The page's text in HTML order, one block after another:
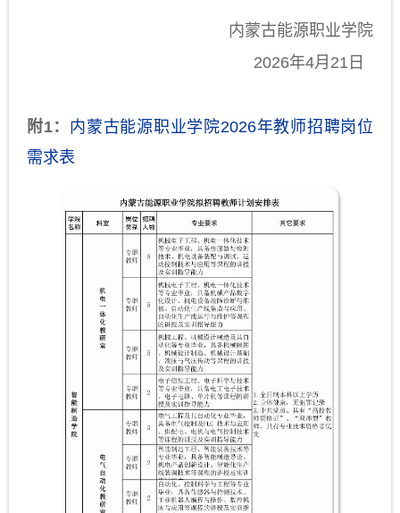
内蒙古能源职业学院
2026年4月21日
附1： 内蒙古能源职业学院2026年教师招聘岗位
需求表